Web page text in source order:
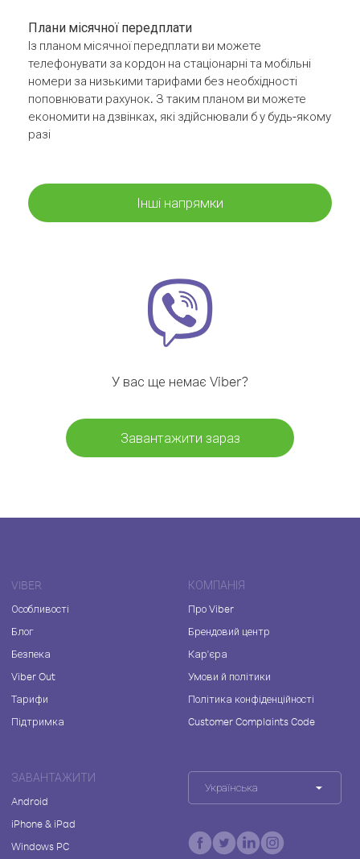
Плани місячної передплати
Із планом місячної передплати ви можете
телефонувати за кордон на стаціонарні та мобільні
номери за низькими тарифами без необхідності
поповнювати рахунок. З таким планом ви можете
економити на дзвінках, які здійснювали б у будь-якому
разі
Інші напрямки
У вас ще немає Viber?
Завантажити зараз
VIBER
Особливості
Блог
Безпека
Viber Out
Тарифи
Підтримка
КОМПАНІЯ
Про Viber
Брендовий центр
Кар'єра
Умови й політики
Політика конфіденційності
Customer Complaints Code
ЗАВАНТАЖИТИ
Android
iPhone & iPad
Windows PC
Українська